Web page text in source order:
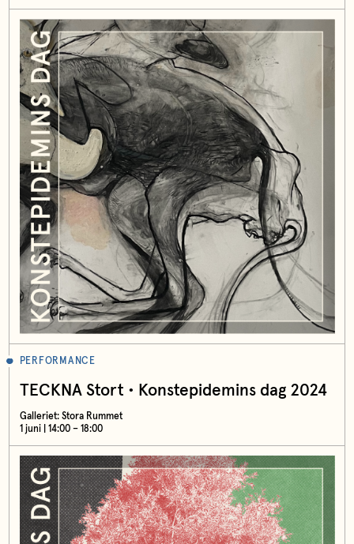
PERFORMANCE
TECKNA Stort • Konstepidemins dag 2024
Galleriet: Stora Rummet
1 juni | 14:00 – 18:00